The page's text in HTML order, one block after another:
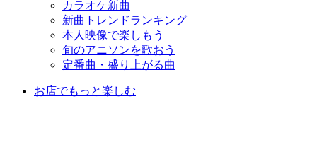
カラオケ新曲
新曲トレンドランキング
本人映像で楽しもう
旬のアニソンを歌おう
定番曲・盛り上がる曲
お店でもっと楽しむ